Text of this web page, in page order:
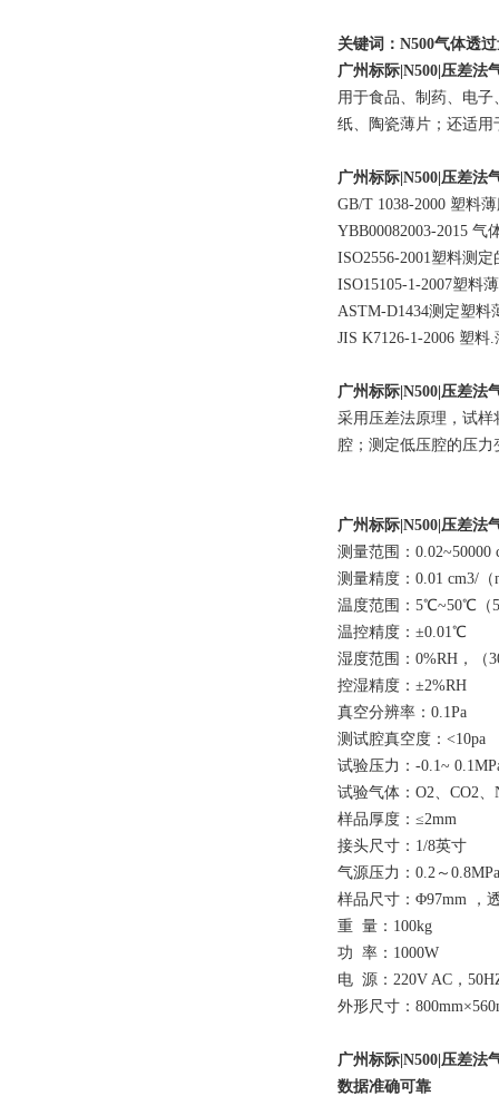
关键词：N500气体透
广州标际|N500|压差法
用于食品、制药、电
纸、陶瓷薄片；还适
广州标际|N500|压差法
GB/T 1038-2000 塑料
YBB00082003-2015 气
ISO2556-2001塑料测
ISO15105-1-2007塑料
ASTM-D1434测定塑
JIS K7126-1-2006 塑
广州标际|N500|压差法
采用压差法原理，试
腔；测定低压腔的压
广州标际|N500|压差法
测量范围：0.02~50000
测量精度：0.01 cm3/（
温度范围：5℃~50℃（
温控精度：±0.01℃
湿度范围：0%RH，（
控湿精度：±2%RH
真空分辨率：0.1Pa
测试腔真空度：<10pa
试验压力：-0.1~
试验气体：O2、CO2、
样品厚度：≤2mm
接头尺寸：1/8英寸
气源压力：0.2～0.8MPa
样品尺寸：Φ97mm ，
重 量：100kg
功 率：1000W
电 源：220V AC，
外形尺寸：
广州标际|N500|压差法
数据准确可靠